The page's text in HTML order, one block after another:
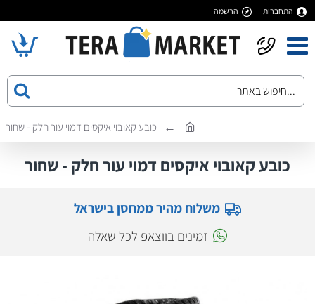
התחברות הרשמה
כובע קאובוי איקסים דמוי עור חלק - שחור
כובע קאובוי איקסים דמוי עור חלק - שחור
משלוח מהיר ממחסן בישראל
זמינים בווצאפ לכל שאלה